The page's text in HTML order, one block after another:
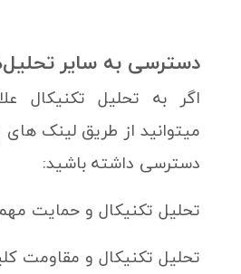
دسترسی به سایر
اگر به تحلیل تکنیکال
میتوانید از طریق لینک های
دسترسی داشته باشید:
تحلیل تکنیکال و حمایت
تحلیل تکنیکال و مقاومت